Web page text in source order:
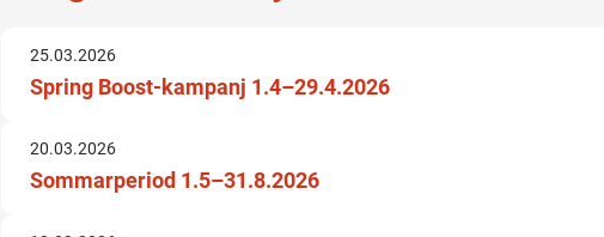
25.03.2026
Spring Boost-kampanj 1.4–29.4.2026
20.03.2026
Sommarperiod 1.5–31.8.2026